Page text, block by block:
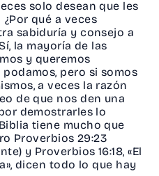
solo desean que les
¿Por qué a veces
sabiduría y consejo a
la mayoría de las
y queremos
pero si somos
a veces la razón
de que nos den una
demostrarles lo
tiene mucho que
Proverbios 29:23
y Proverbios 16:18, «El
dicen todo lo que hay